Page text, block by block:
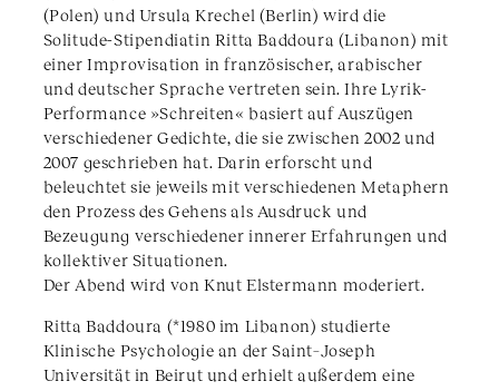
(Polen) und Ursula Krechel (Berlin) wird die
Solitude-Stipendiatin Ritta Baddoura (Libanon) mit
einer Improvisation in französischer, arabischer
und deutscher Sprache vertreten sein. Ihre Lyrik-
Performance »Schreiten« basiert auf Auszügen
verschiedener Gedichte, die sie zwischen 2002 und
2007 geschrieben hat. Darin erforscht und
beleuchtet sie jeweils mit verschiedenen Metaphern
den Prozess des Gehens als Ausdruck und
Bezeugung verschiedener innerer Erfahrungen und
kollektiver Situationen.
Der Abend wird von Knut Elstermann moderiert.
Ritta Baddoura (*1980 im Libanon) studierte
Klinische Psychologie an der Saint–Joseph
Universität in Beirut und erhielt außerdem eine